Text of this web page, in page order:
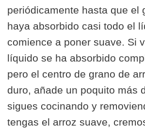
periódicamente hasta que el
haya absorbido casi todo el
comience a poner suave. Si
líquido se ha absorbido
pero el centro de grano de
duro, añade un poquito más
sigues cocinando y
tengas el arroz suave,